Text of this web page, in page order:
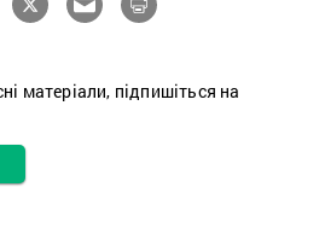
матеріали, підпишіться на